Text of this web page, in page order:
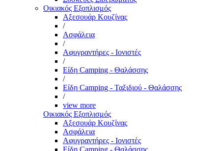
Οικιακός Εξοπλισμός
Αξεσουάρ Κουζίνας
/
Ασφάλεια
/
Αφυγραντήρες - Ιονιστές
/
Είδη Camping - Θαλάσσης
/
Είδη Camping - Ταξιδιού - Θαλάσσης
/
view more
Οικιακός Εξοπλισμός
Αξεσουάρ Κουζίνας
Ασφάλεια
Αφυγραντήρες - Ιονιστές
Είδη Camping - Θαλάσσης